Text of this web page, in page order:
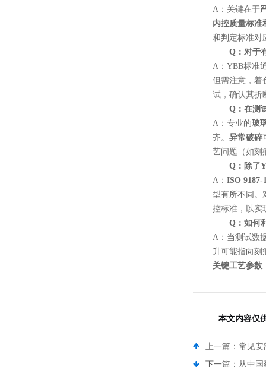
A：关键在于
内控质量标准
和判定标准对
Q：对于
A：YBB标准
但需注意，着
试，确认其折
Q：在测
A：专业的玻
齐。 异常破碎
艺问题（如刻
Q：除了
A： ISO 9187-
型有所不同。
控标准，以实
Q：如何
A：当测试数
升可能指向刻
关键工艺参数
本文内容仅
上一篇： 常见安
下一篇： 从中国